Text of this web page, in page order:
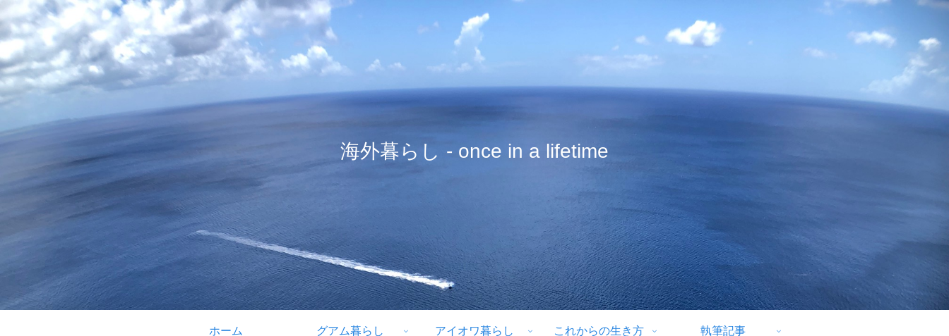
海外暮らし - once in a lifetime
ホーム グアム暮らし アイオワ暮らし これからの生き方 執筆記事